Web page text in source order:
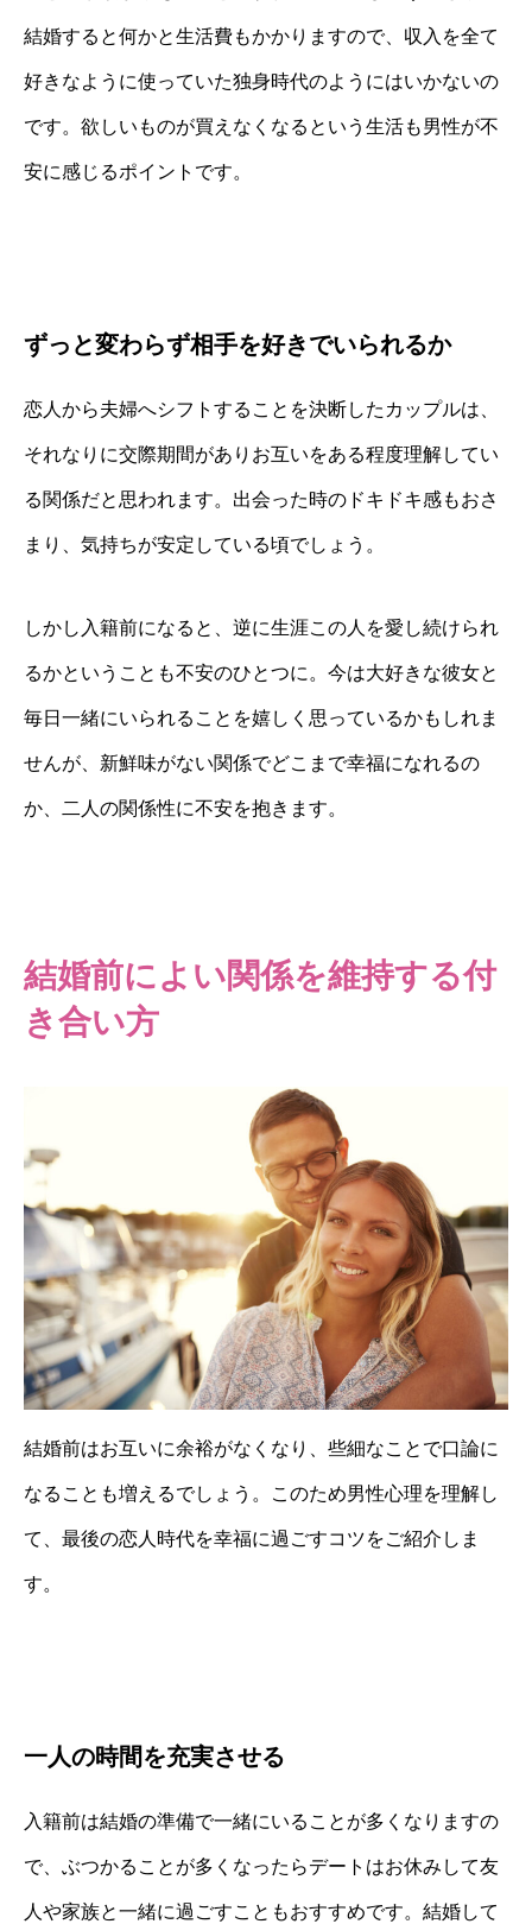
結婚すると何かと生活費もかかりますので、収入を全て
好きなように使っていた独身時代のようにはいかないの
です。欲しいものが買えなくなるという生活も男性が不
安に感じるポイントです。
ずっと変わらず相手を好きでいられるか
恋人から夫婦へシフトすることを決断したカップルは、
それなりに交際期間がありお互いをある程度理解してい
る関係だと思われます。出会った時のドキドキ感もおさ
まり、気持ちが安定している頃でしょう。
しかし入籍前になると、逆に生涯この人を愛し続けられ
るかということも不安のひとつに。今は大好きな彼女と
毎日一緒にいられることを嬉しく思っているかもしれま
せんが、新鮮味がない関係でどこまで幸福になれるの
か、二人の関係性に不安を抱きます。
結婚前によい関係を維持する付
き合い方
結婚前はお互いに余裕がなくなり、些細なことで口論に
なることも増えるでしょう。このため男性心理を理解し
て、最後の恋人時代を幸福に過ごすコツをご紹介しま
す。
一人の時間を充実させる
入籍前は結婚の準備で一緒にいることが多くなりますの
で、ぶつかることが多くなったらデートはお休みして友
人や家族と一緒に過ごすこともおすすめです。結婚して